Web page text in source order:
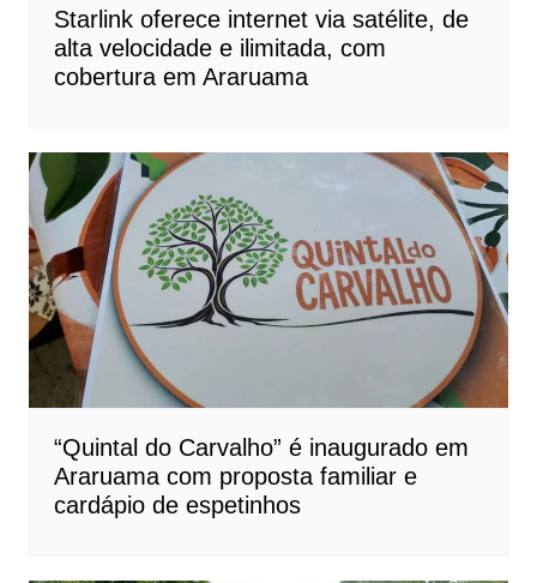
Starlink oferece internet via satélite, de
alta velocidade e ilimitada, com
cobertura em Araruama
“Quintal do Carvalho” é inaugurado em
Araruama com proposta familiar e
cardápio de espetinhos